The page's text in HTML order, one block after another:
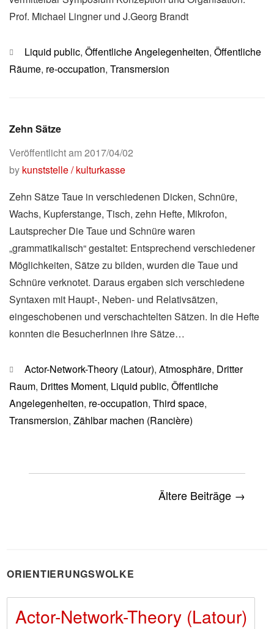
Prof. Michael Lingner und J.Georg Brandt
Kategorien
Liquid public, Öffentliche Angelegenheiten, Öffentliche
Räume, re-occupation, Transmersion
Zehn Sätze
Veröffentlicht am 2017/04/02
by kunststelle / kulturkasse
Zehn Sätze Taue in verschiedenen Dicken, Schnüre,
Wachs, Kupferstange, Tisch, zehn Hefte, Mikrofon,
Lautsprecher Die Taue und Schnüre waren
„grammatikalisch“ gestaltet: Entsprechend verschiedener
Möglichkeiten, Sätze zu bilden, wurden die Taue und
Schnüre verknotet. Daraus ergaben sich verschiedene
Syntaxen mit Haupt-, Neben- und Relativsätzen,
eingeschobenen und verschachtelten Sätzen. In die Hefte
konnten die BesucherInnen ihre Sätze…
Kategorien
Actor-Network-Theory (Latour), Atmosphäre, Dritter
Raum, Drittes Moment, Liquid public, Öffentliche
Angelegenheiten, re-occupation, Third space,
Transmersion, Zählbar machen (Rancière)
Ältere Beiträge →
ORIENTIERUNGSWOLKE
Actor-Network-Theory (Latour)